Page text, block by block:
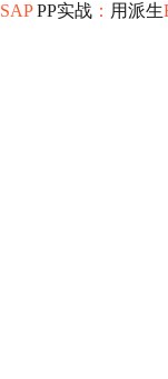
SAPPP实战 ： 用派生